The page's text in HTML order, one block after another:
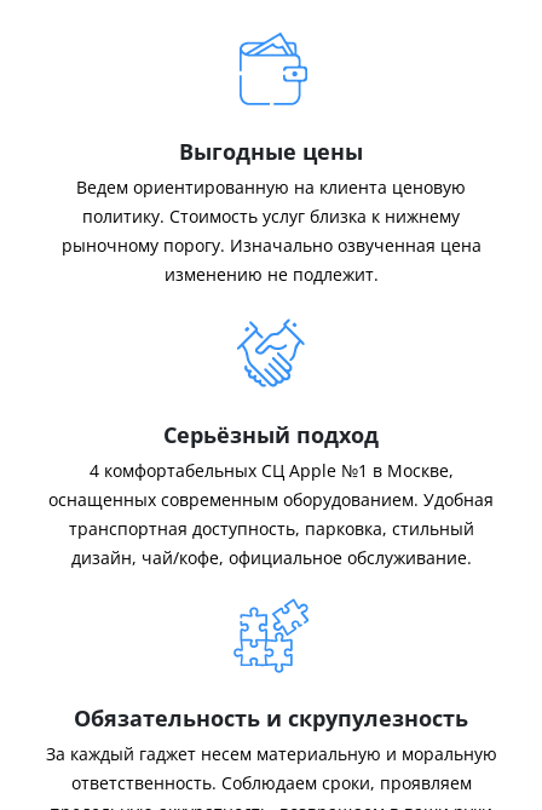
Выгодные цены
Ведем ориентированную на клиента ценовую
политику. Стоимость услуг близка к нижнему
рыночному порогу. Изначально озвученная цена
изменению не подлежит.
Серьёзный подход
4 комфортабельных СЦ Apple №1 в Москве,
оснащенных современным оборудованием. Удобная
транспортная доступность, парковка, стильный
дизайн, чай/кофе, официальное обслуживание.
Обязательность и скрупулезность
За каждый гаджет несем материальную и моральную
ответственность. Соблюдаем сроки, проявляем